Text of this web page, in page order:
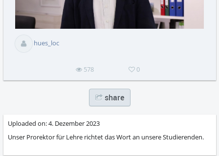
hues_loc
578 0
share
Uploaded on:4. Dezember 2023
Unser Prorektor für Lehre richtet das Wort an unsere Studierenden.